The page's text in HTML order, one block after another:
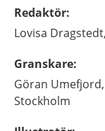
Redaktör:
Lovisa Dragstedt,
Granskare:
Göran Umefjord,
Stockholm